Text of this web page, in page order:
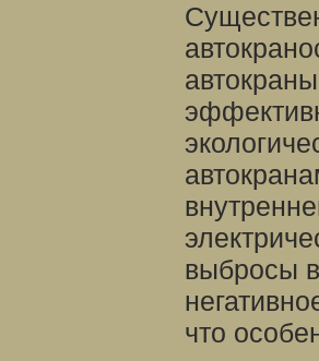
выбросы
что